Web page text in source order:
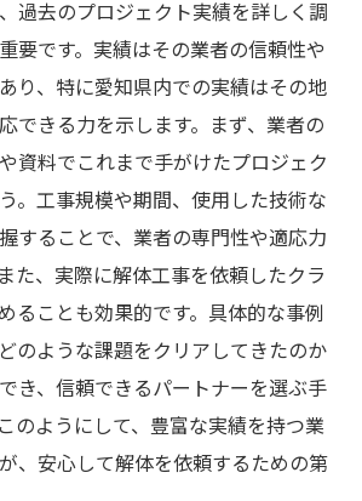
過去のプロジェクト実績を詳しく調
要です。実績はその業者の信頼性や
り、特に愛知県内での実績はその地
できる力を示します。まず、業者の
資料でこれまで手がけたプロジェク
。工事規模や期間、使用した技術な
することで、業者の専門性や適応力
た、実際に解体工事を依頼したクラ
ることも効果的です。具体的な事例
のような課題をクリアしてきたのか
き、信頼できるパートナーを選ぶ手
のようにして、豊富な実績を持つ業
、安心して解体を依頼するための第